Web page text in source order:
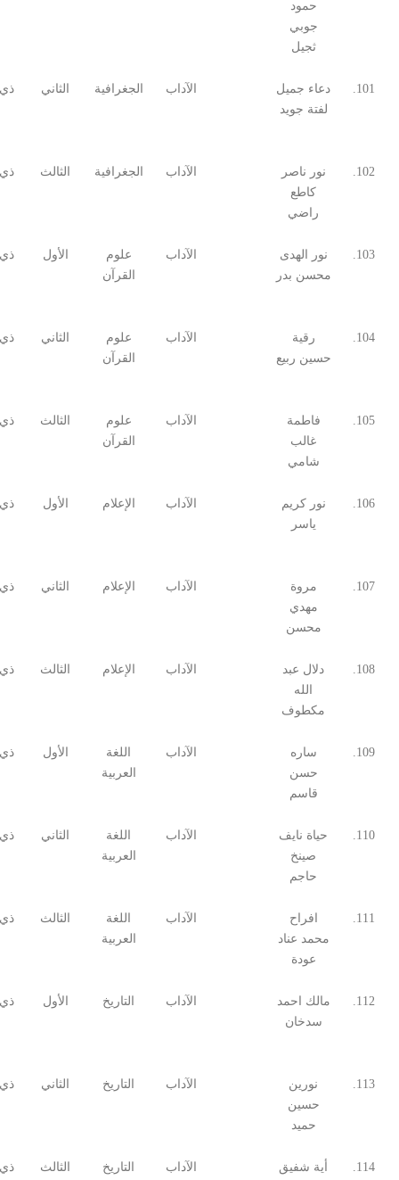
حمود
جوبي
ثجيل
101.
دعاء جميل
لفتة جويد
الآداب الجغرافية الثاني
102.
نور ناصر
كاطع
راضي
الآداب الجغرافية الثالث
103.
نور الهدى
محسن بدر
الآداب
علوم
القرآن
الأول
104.
رقية
حسين ربيع
الآداب
علوم
القرآن
الثاني
105.
فاطمة
غالب
شامي
الآداب
علوم
القرآن
الثالث
106.
نور كريم
ياسر
الآداب الإعلام الأول
107.
مروة
مهدي
محسن
الآداب الإعلام الثاني
108.
دلال عبد
الله
مكطوف
الآداب الإعلام الثالث
109.
ساره
حسن
قاسم
الآداب
اللغة
العربية
الأول
110.
حياة نايف
صينخ
حاجم
الآداب
اللغة
العربية
الثاني
111.
افراح
محمد عناد
عودة
الآداب
اللغة
العربية
الثالث
112.
مالك احمد
سدخان
الآداب التاريخ الأول
113.
نورين
حسين
حميد
الآداب التاريخ الثاني
114.
أية شفيق
الآداب التاريخ الثالث